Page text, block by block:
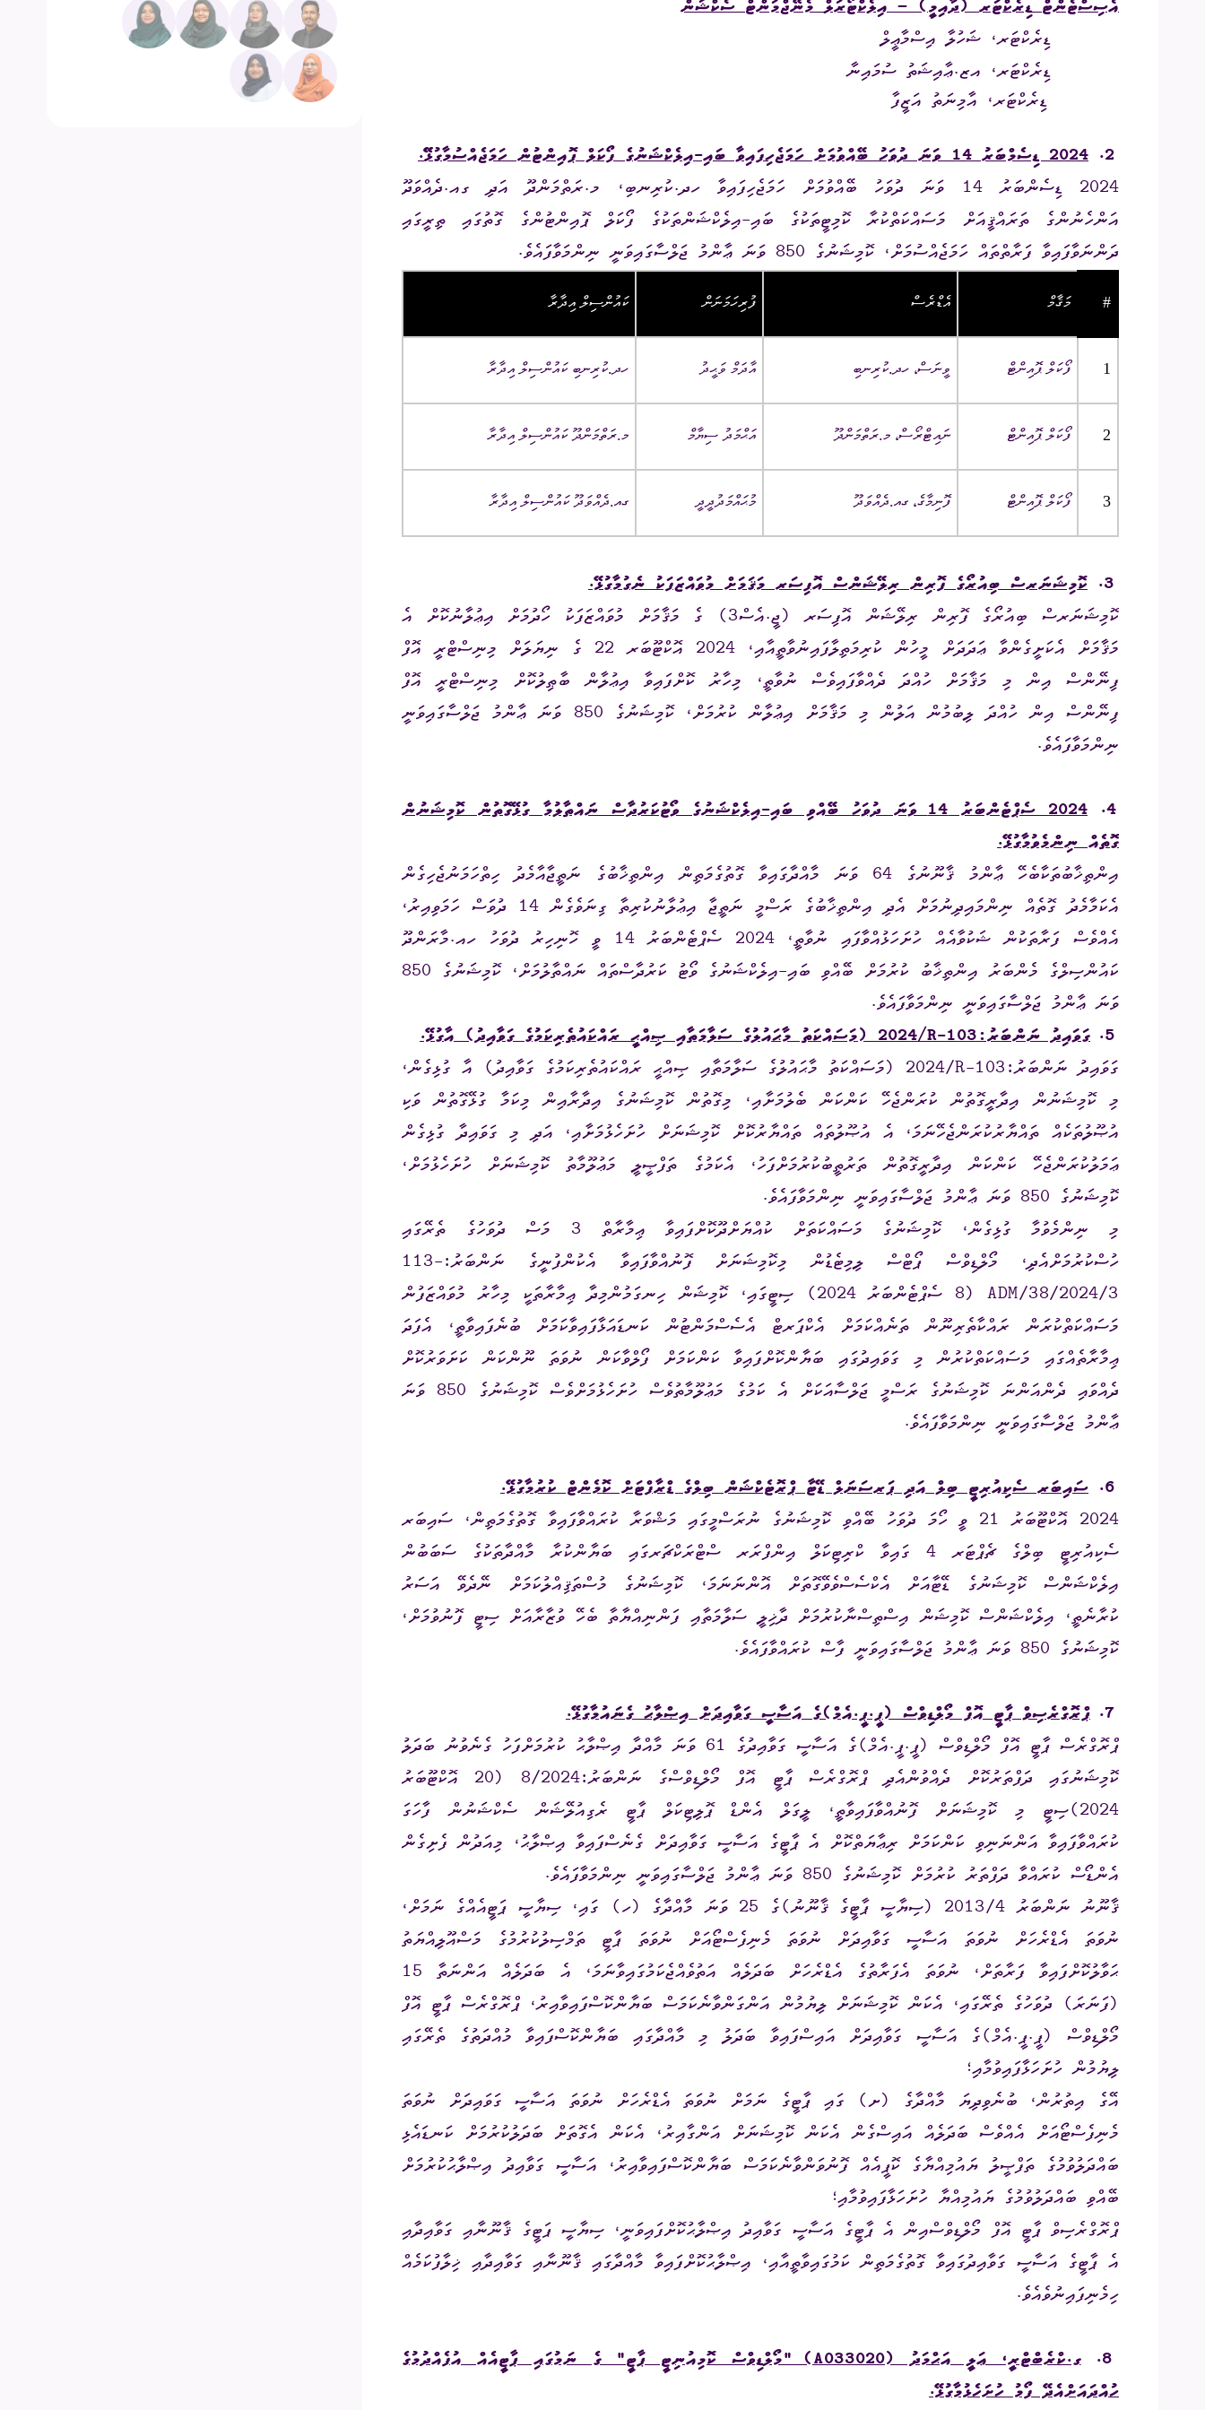
އެސިސްޓެންޓް ޑިރެކްޓަރ(ދާއިމީ) –އިލެކްޓޯރަލް މެނޭޖްމަންޓް ސެކްޝަން
ޑިރެކްޓަރ، ޝަހުލާ އިސްމާޢީލް
ޑިރެކްޓަރ، އޒ.ޢާއިޝަތު ސުމައިނާ
ޑިރެކްޓަރ، އާމިނަތު އަޒީފާ
2. 2024 ޑިސެމްބަރު 14 ވަނަ ދުވަހު ބޭއްވުމަށް ހަމަޖެހިފައިވާ ބައި-އިލެކްޝަނުގެ ފޯކަލް ޕޮއިންޓުން ހަމަޖެއްސުމާ ގުޅޭޭ.
2024 ޑިސެންބަރު 14 ވަނަ ދުވަހު ބޭއްވުމަށް ހަމަޖެހިފައިވާ ހދ.ކުރިނބި، މ.ރަތްމަންދޫ އަދި ގއ.ދެއްވަދޫ
އަންހެނުންގެ ތަރައްޤީއަށް މަސައްކަތްކުރާ ކޮމިޓީތަކުގެ ބައި-އިލެކްޝަންތަކުގެ ފޯކަލް ޕޮއިންޓުންގެ ގޮތުގައި ތިރީގައި
ދަންނަވާފައިވާ ފަރާތްތައް ހަމަޖެއްސުމަށް، ކޮމިޝަނުގެ 850 ވަނަ ޢާންމު ޖަލްސާގައިވަނީ ނިންމަވާފައެވެ.
# މަޤާމް އެޑްރެސް ފުރިހަމަނަން ކައުންސިލް އިދާރާ
1 ފޯކަލް ޕޮއިންޓް ވީނަސް، ހދ.ކުރިނބި އާދަމް ވަޙީދު ހދ.ކުރިނބި ކައުންސިލް އިދާރާ
2 ފޯކަލް ޕޮއިންޓް ނައިޓްރޯސް، މ.ރަތްމަންދޫ އަޙްމަދު ސިޔާމް މ.ރަތްމަންދޫ ކައުންސިލް އިދާރާ
3 ފޯކަލް ޕޮއިންޓް ފޮނިމާގެ، ގއ.ދެއްވަދޫ މުޙައްމަދުދީދީ ގއ.ދެއްވަދޫ ކައުންސިލް އިދާރާ
3.
ކޮމިޝަނަރސް ބިއުރޯގެ ފޮރިން ރިލޭޝަންސް އޮފިސަރ މަޤަމަށް މުވައްޒަފަކު ނެގުމާގުޅޭ.
ކޮމިޝަނަރސް ބިއުރޯގެ ފޮރިން ރިލޭޝަން އޮފިސަރ (ޖީ.އެސް3) ގެ މަޤާމަށް މުވައްޒަފަކު
ހޯދުމަށް އިޢުލާނުކޮށް އެ
މަޤާމަށް އެކަށީގެންވާ ޢަދަދަށް މީހުން
ކުރިމަތިލާފައިނުވާތީއާއި، 2024 އޮކްޓޫބަރ 22 ގެ ނިޔަލަށް މިނިސްޓްރީ އޮފް
ފިނޭންސް އިން މި މަޤާމަށް ހުއްދަ ދެއްވާފައިވެސް ނުވާތީ، މިހާރު ކޮށްފައިވާ އިޢުލާން ބާޠިލުކޮށް މިނިސްޓްރީ އޮފް
ފިނޭންސް އިން ހުއްދަ ލިބުމުން އަލުން މި މަޤާމަށް އިޢުލާން ކުރުމަށް،
ކޮމިޝަނުގެ 850 ވަނަ ޢާންމު ޖަލްސާގައިވަނީ
ނިންމަވާފައެވެ.
4.
2024 ސެޕްޓެންބަރު 14 ވަނަ ދުވަހު ބޭއްވި ބައި-އިލެކްޝަނުގެ ވޯޓުކަރުދާސް ނައްތާލުމާ ގުޅޭގޮތުން ކޮމިޝަނުން
ގޮތެއް ނިންމެވުމާގުޅޭ.
އިންތިޚާބުތަކާބެހޭ ޢާންމު ޤާނޫނުގެ ވަނަ މާއްދާގައިވާ ގޮތުގެމަތިން އިންތިޚާބުގެ ނަތީޖާއާމެދު ހިތްހަމަނުޖެހިގެން
އެކަމާމެދު ގޮތެއް ނިންމައިދިނުމަށް އެދި އިންތިޚާބުގެ ރަސްމީ ނަތީޖާ އިޢުލާނުކުރިތާ ގިނަވެގެން14 ދުވަސް ހަމަވިއިރު،
އެއްވެސް ފަރާތަކުން ޝަކުވާއެއް ހުށަހަޅުއްވާފައި ނުވާތީ، 2024 ސެޕްޓެންބަރު 14 ވީ ހޮނިހިރު ދުވަހު ހއ.މާރަންދޫ
ކައުންސިލްގެ މެންބަރު އިންތިޚާބު ކުރުމަށް ބޭއްވި ބައި-އިލެކްޝަނުގެ ވޯޓު ކަރުދާސްތައް ނައްތާލުމަށް،
ކޮމިޝަނުގެ 850
ވަނަ ޢާންމު ޖަލްސާގައިވަނީ ނިންމަވާފައެވެ.
5. ގަވައިދު ނަންބަރު:2024/R-103(މަސައްކަތު މާޙައުލުގެ ސަލާމަތާއި ޞިއްޙީ ރައްކައުތެރިކަމުގެ ގަވާއިދު) އާގުޅޭ.
ގަވައިދު ނަންބަރު:2024/R-103 (މަސައްކަތު މާޙައުލުގެ ސަލާމަތާއި ޞިއްޙީ ރައްކައުތެރިކަމުގެ ގަވާއިދު) އާ ގުޅިގެން،
މި ކޮމިޝަނުން އިދާރީގޮތުން ކުރަންޖެހޭ ކަންކަން ބެލުމަށާއި، މިގޮތުން ކޮމިޝަނުގެ އިދާރާއިން މިކަމާ ގުޅޭގޮތުން ވަކި
އުޞޫލުތަކެއް ތައްޔާރުކުރަންޖެހޭނަމަ، އެ އުޞޫލުތައް ތައްޔާރުކޮށް ކޮމިޝަނަށް ހުށަހެޅުމަށާއި، އަދި މި ގަވައިދާ ގުޅިގެން
ޢަމަލުކުރަންޖެހޭ ކަންކަން އިދާރީގޮތުން ތަރުތީބުކުރުމަށްފަހު، އެކަމުގެ ތަފްޞީލީ މަޢުލޫމާތު ކޮމިޝަނަށް ހުށަހެޅުމަށް،
ކޮމިޝަނުގެ 850 ވަނަ ޢާންމު ޖަލްސާގައިވަނީ ނިންމަވާފައެވެ.
މި ނިންމެވުމާ ގުޅިގެން، ކޮމިޝަނުގެ މަސައްކަތަށް ކުއްޔަށްދޫކޮށްފައިވާ ޢިމާރާތް 3 މަސް ދުވަހުގެ ތެރޭގައި
ހުސްކުރުމަށްއެދި، މޯލްޑިވްސް ޕޯޓްސް ލިމިޓެޑުން މިކޮމިޝަނަށް ފޮނުއްވާފައިވާ އެކުންފުނީގެ ނަންބަރު:113-
ADM/38/2024/3
(8 ސެޕްޓެންބަރު 2024) ސިޓީގައި، ކޮމިޝަން ހިނގަމުންމިދާ ޢިމާރާތަކީ މިހާރު މުވައްޒަފުން
މަސައްކަތްކުރަން ރައްކާތެރިނޫން ތަނެއްކަމަށް އެކްޕަރޓް އެސެސްމަންޓުން ކަނޑައަޅާފައިވާކަމަށް ބުނެފައިވާތީ، އެފަދަ
ޢިމާރާތެއްގައި މަސައްކަތްކުރުން މި ގަވައިދުގައި ބަޔާންކޮށްފައިވާ ކަންކަމަށް ފޯލްވާކަން ނުވަތަ ނޫންކަން ކަށަވަރުކޮށް
ދެއްވައި ދެންއަންނަ ކޮމިޝަނުގެ ރަސްމީ ޖަލްސާއަކަށް އެ ކަމުގެ މަޢުލޫމާތުވެސް ހުށަހެޅުމަށްވެސް ކޮމިޝަނުގެ 850 ވަނަ
ޢާންމު ޖަލްސާގައިވަނީ ނިންމަވާފައެވެ.
6.
ސައިބަރ ސެކިއުރިޓީ ބިލް އަދި ޕަރސަނަލް ޑޭޓާ ޕްރޮޓެކްޝަން ބިލްގެ ޑްރާފްޓަށް ކޮމެންޓް ކުރުމާގުޅޭ.
2024
އޮކްޓޫބަރު 21 ވީ ހޯމަ ދުވަހު ބޭއްވި ކޮމިޝަނުގެ ނުރަސްމީގައި މަޝްވަރާ ކުރައްވާފައިވާ ގޮތުގެމަތިން، ސައިބަރ
ސެކިއުރިޓީ ބިލްގެ ޗެޕްޓަރ 4 ގައިވާ ކްރިޓިކަލް އިންފްރަރ ސްޓްރަކްޗަރގައި ބަޔާންކުރާ މާއްދާތަކުގެ ސަބަބުން
އިލެކްޝަންސް ކޮމިޝަނުގެ ޑޭޓާއަށް އެކްސެސްވެވޭގޮތަށް އޮންނަނަމަ، ކޮމިޝަނުގެ މުސްތަޤިއްލުކަމަށް ނޭދެވޭ އަސަރު
ކުރާނެތީ، އިލެކްޝަންސް ކޮމިޝަން އިސްތިސްނާކުރުމަށް ދާޚިލީ ސަލާމަތާއި ފަންނިއްޔާތާ ބެހޭ ވުޒާރާއަށް ސިޓީ ފޮނުވުމަށް،
ކޮމިޝަނުގެ 850 ވަނަ ޢާންމު ޖަލްސާގައިވަނީ ފާސް ކުރައްވާފައެވެ.
7. ޕްރޮގްރެސިވް ޕާޓީ އޮފް މޯލްޑިވްސް (ޕީ.ޕީ.އެމް)ގެ އަސާސީ ގަވާއިދަށް އިޞްލާޙު ގެނައުމާގުޅޭ.
ޕްރޮގްރެސް ޕާޓީ އޮފް މޯލްޑިވްސް (ޕީ.ޕީ.އެމް)ގެ އަސާސީ ގަވާއިދުގެ 61 ވަނަ މާއްދާ އިޞްލާޙު ކުރުމަށްފަހު ގެނެވުނު ބަދަލު
ކޮމިޝަނުގައި ދަފްތަރުކޮށް ދެއްވުންއެދި ޕްރޮގްރެސް ޕާޓީ އޮފް މޯލްޑިވްސްގެ ނަންބަރު:8/2024
(20 އޮކްޓޫބަރު
2024)ސިޓީ މި ކޮމިޝަނަށް ފޮނުއްވާފައިވާތީ، ލީގަލް އެންޑް ޕޮލިޓިކަލް ޕާޓީ ރެގިއުލޭޝަން ސެކްޝަނުން ފާހަގަ
ކުރައްވާފައިވާ އަންނަނިވި ކަންކަމަށް ރިޢާޔަތްކޮށް އެ ޕާޓީގެ އަސާސީ ގަވާއިދަށް ގެނެސްފައިވާ އިޞްލާޙު، މިއަދުން ފެށިގެން
އެންޑޯސް ކުރައްވާ ދަފްތަރު ކުރުމަށް ކޮމިޝަނުގެ 850 ވަނަ ޢާންމު ޖަލްސާގައިވަނީ ނިންމަވާފައެވެ.
ޤާނޫނު ނަންބަރު 2013/4 (ސިޔާސީ ޕާޓީގެ ޤާނޫނު)ގެ 25 ވަނަ މާއްދާގެ (ހ) ގައި، ސިޔާސީ ޕަޓީއެއްގެ ނަމަށް،
ނުވަތަ އެޑްރެހަށް ނުވަތަ އަސާސީ ގަވާއިދަށް ނުވަތަ މެނިފެސްޓޯއަށް ނުވަތަ ޕާޓީ ތަމްސިލުކުރުމުގެ މަސްއޫލިއްޔަތު
ޙަވާލުކޮށްފައިވާ ފަރާތަށް، ނުވަތަ އެފަރާތުގެ އެޑްރެހަށް ބަދަލެއް އަތުވެއްޖެކަމުގައިވާނަމަ، އެ ބަދަލެއް އަންނަތާ 15
(ފަނަރަ) ދުވަހުގެ ތެރޭގައި، އެކަން ކޮމިޝަނަށް ލިޔުމުން އަންގަންވާނެކަމަސް ބަޔާންކޮސްފައިވާއިރު، ޕްރޮގްރެސް ޕާޓީ އޮފް
މޯލްޑިވްސް (ޕީ.ޕީ.އެމް)ގެ އަސާސީ ގަވާއިދަށް އައިސްފައިވާ ބަދަލު މި މާއްދާގައި ބަޔާންކޮސްފައިވާ މުއްދަތުގެ ތެރޭގައި
ލިޔުމުން ހުށަހަޅާފައިވުމާއި؛
އޭގެ އިތުރުން، ބުނެވިދިޔަ މާއްދާގެ (ށ) ގައި ޕާޓީގެ ނަމަށް ނުވަތަ އެޑްރެހަށް ނުވަތަ އަސާސީ ގަވައިދަށް ނުވަތަ
މެނިފެސްޓޯއަށް އެއްވެސް ބަދަލެއް އައިސްގެން އެކަން ކޮމިޝަނަށް އަންގާއިރު، އެކަން އެގޮތަށް ބަދަލުކުރުމަށް ކަނޑައެޅި
ބައްދަލުވުމުގެ ތަފްޞީލު ޔައުމިއްޔާގެ ކޮޕީއެއް ފޮނުވަންވާނެކަމަސް ބަޔާންކޮސްފައިވާއިރު، އަސާސީ ގަވާއިދު އިޞްލާޙުކުރުމަށް
ބޭއްވި ބައްދަލުވުމުގެ ޔައުމިއްޔާ ހުށަހަޅާފައިވުމާއި؛
ޕްރޮގްރެސިވް ޕާޓީ އޮފް މޯލްޑިވްސްއިން އެ ޕާޓީގެ އަސާސީ ގަވާއިދު އިޞްލާޙުކޮށްފައިވަނީ، ސިޔާސީ ޕަޓީގެ ޤާނޫނާއި ގަވާއިދާއި
އެ ޕާޓީގެ އަސާސީ ގަވާއިދުގައިވާ ގޮތުގެމަތިން ކަމުގައިވާތީއާއި، އިޞްލާޙުކޮށްފައިވާ މާއްދާގައި ޤާނޫނާއި ގަވާއިދާއި ޚިލާފުކަމެއް
ހިމެނިފައިނުވެއެވެ.
8. ގ.ކްރެބްޓްރީ، ޢަލީ އަޙްމަދު(A033020)"މޯލްޑިވްސް ކޮމިއުނިޓީ ޕާޓީ" ގެ ނަމުގައި ޕާޓީއެއް އުފެއްދުމުގެ
ހުއްދައަށްއެދޭ ފޯމު ހުށަހެޅުމާގުޅޭ.